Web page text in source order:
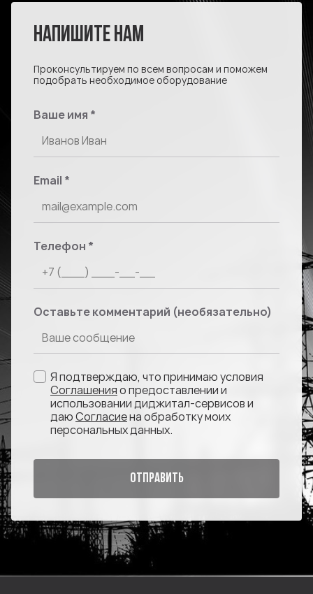
НАПИШИТЕ НАМ
Проконсультируем по всем вопросам и поможем
подобрать необходимое оборудование
Ваше имя *
Email *
Телефон *
Оставьте комментарий (необязательно)
Я подтверждаю, что принимаю условия
Соглашенияо предоставлении и
использовании диджитал-сервисов и
даюСогласиена обработку моих
персональных данных.
ОТПРАВИТЬ